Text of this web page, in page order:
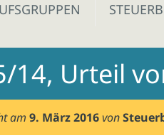
14, Urteil
am9. März 2016 von